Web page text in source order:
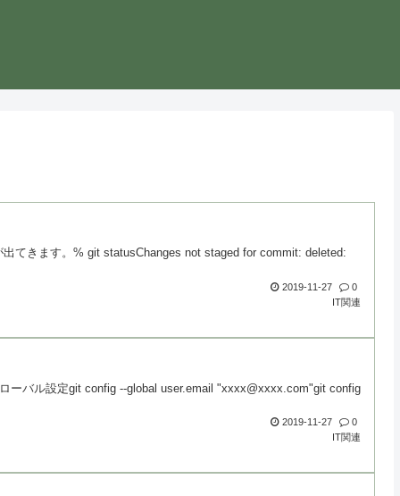
てきます。% git statusChanges not staged for commit: deleted:
2019-11-27
0
IT関連
ーバル設定git config --global user.email "xxxx@xxxx.com"git config
2019-11-27
0
IT関連